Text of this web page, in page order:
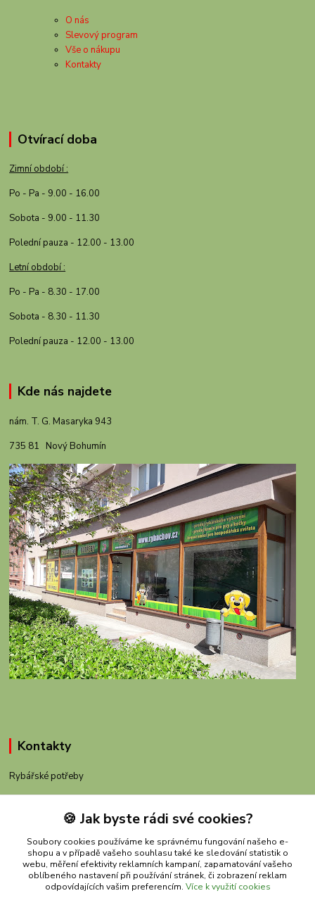
O nás
Slevový program
Vše o nákupu
Kontakty
Otvírací doba
Zimní období :
Po - Pa - 9.00 - 16.00
Sobota - 9.00 - 11.30
Polední pauza - 12.00 - 13.00
Letní období :
Po - Pa - 8.30 - 17.00
Sobota - 8.30 - 11.30
Polední pauza - 12.00 - 13.00
Kde nás najdete
nám. T. G. Masaryka 943
735 81 Nový Bohumín
Kontakty
Rybářské potřeby
+420 605 983 110
obchod@rybachov.cz
🍪 Jak byste rádi své cookies?
Soubory cookies používáme ke správnému fungování našeho e-
shopu a v případě vašeho souhlasu také ke sledování statistik o
webu, měření efektivity reklamních kampaní, zapamatování vašeho
oblíbeného nastavení při používání stránek, či zobrazení reklam
odpovídajících vašim preferencím. Více k využití cookies